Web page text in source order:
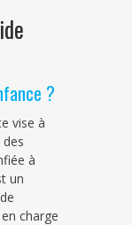
?
vise à
à
un
charge